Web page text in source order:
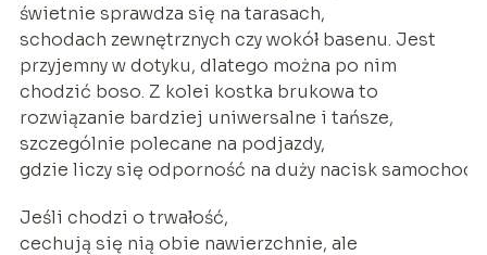
świetnie sprawdza się na tarasach,
schodach zewnętrznych czy wokół basenu. Jest
przyjemny w dotyku, dlatego można po nim
chodzić boso. Z kolei kostka brukowa to
rozwiązanie bardziej uniwersalne i tańsze,
szczególnie polecane na podjazdy,
gdzie liczy się odporność na duży nacisk
Jeśli chodzi o trwałość,
cechują się nią obie nawierzchnie, ale